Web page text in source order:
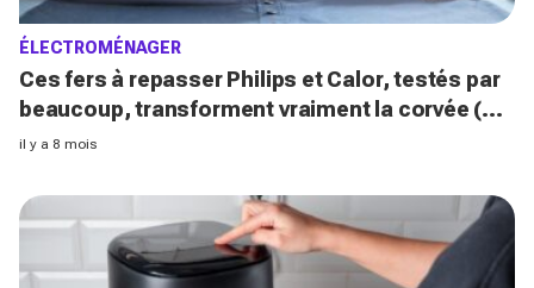
ÉLECTROMÉNAGER
Ces fers à repasser Philips et Calor, testés par
beaucoup, transforment vraiment la corvée (et
l’un coûte moins de 100 €)
il y a 8 mois